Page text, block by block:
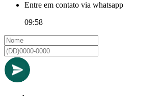
Entre em contato via whatsapp
09:58